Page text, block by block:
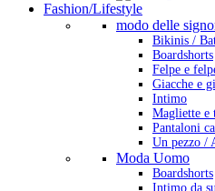
Fashion/Lifestyle
modo delle
Bikinis /
Boardshorts
Felpe e
Giacche e
Intimo
Magliette e
Pantaloni
Un pezzo /
Moda Uomo
Boardshorts
Intimo da